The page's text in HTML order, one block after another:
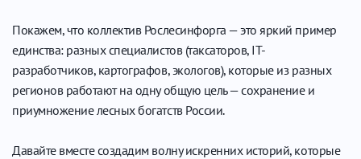
Покажем, что коллектив Рослесинфорга — это яркий пример
единства: разных специалистов (таксаторов, IT-
разработчиков, картографов, экологов), которые из разных
регионов работают на одну общую цель — сохранение и
приумножение лесных богатств России.
Давайте вместе создадим волну искренних историй, которые